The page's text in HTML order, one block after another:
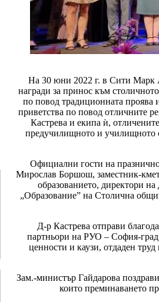
На 30 юни 2022 г. в Сити Марк
награди за принос към
по повод традиционната проява
приветства по повод отличните
Кастрева и екипа ѝ,
предучилищното и училищното
Официални гости на
Мирослав Боршош, заместник-
образованието, директори
„Образование” на Столична
Д-р Кастрева отправи
партньори на РУО – София-
ценности и каузи, отдаден
Зам.-министър Гайдарова
които преминаването